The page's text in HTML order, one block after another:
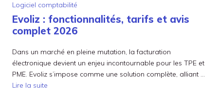
Logiciel comptabilité
Evoliz : fonctionnalités, tarifs et avis
complet 2026
Dans un marché en pleine mutation, la facturation
électronique devient un enjeu incontournable pour les TPE et
PME. Evoliz s’impose comme une solution complète, alliant …
Lire la suite